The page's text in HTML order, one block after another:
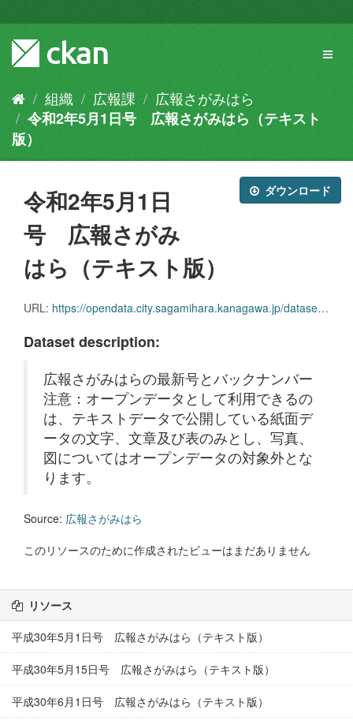
キ
組織 広報課
広報さがみはら
令和2年5月1日号 広報さがみはら（テキスト
版）
ダウンロード
令和2年5月1日
号 広報さがみ
はら（テキスト版）
URL: https://opendata.city.sagamihara.kanagawa.jp/dataset/1b0c8b0d-7310-49c7-b86e-5c35ab32df26/resource/f00ca7de-13e6-4eee-9367-0fef675cf512/download/kouhou_20200501.zip
Dataset description:
広報さがみはらの最新号とバックナンバー
注意：オープンデータとして利用できるの
は、テキストデータで公開している紙面デ
ータの文字、文章及び表のみとし、写真、
図についてはオープンデータの対象外とな
ります。
Source: 広報さがみはら
このリソースのために作成されたビューはまだありません
リソース
平成30年5月1日号 広報さがみはら（テキスト版）
平成30年5月15日号 広報さがみはら（テキスト版）
平成30年6月1日号 広報さがみはら（テキスト版）